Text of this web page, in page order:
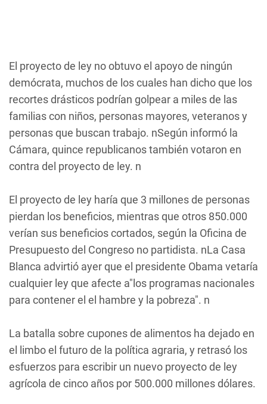
El proyecto de ley no obtuvo el apoyo de ningún
demócrata, muchos de los cuales han dicho que los
recortes drásticos podrían golpear a miles de las
familias con niños, personas mayores, veteranos y
personas que buscan trabajo. nSegún informó la
Cámara, quince republicanos también votaron en
contra del proyecto de ley. n
El proyecto de ley haría que 3 millones de personas
pierdan los beneficios, mientras que otros 850.000
verían sus beneficios cortados, según la Oficina de
Presupuesto del Congreso no partidista. nLa Casa
Blanca advirtió ayer que el presidente Obama vetaría
cualquier ley que afecte a"los programas nacionales
para contener el el hambre y la pobreza". n
La batalla sobre cupones de alimentos ha dejado en
el limbo el futuro de la política agraria, y retrasó los
esfuerzos para escribir un nuevo proyecto de ley
agrícola de cinco años por 500.000 millones dólares.